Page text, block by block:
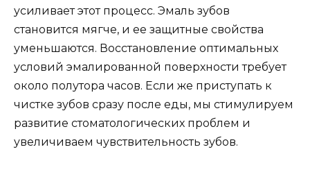
усиливает этот процесс. Эмаль зубов
становится мягче, и ее защитные свойства
уменьшаются. Восстановление оптимальных
условий эмалированной поверхности требует
около полутора часов. Если же приступать к
чистке зубов сразу после еды, мы стимулируем
развитие стоматологических проблем и
увеличиваем чувствительность зубов.